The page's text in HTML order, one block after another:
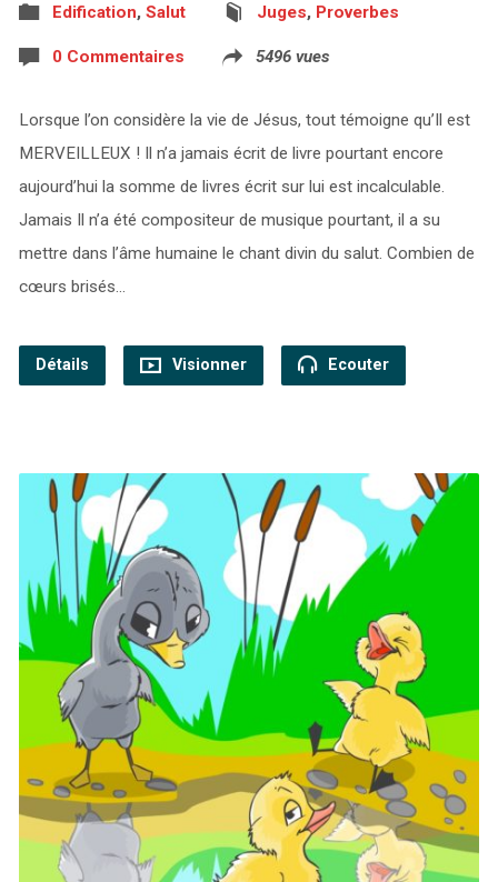
Edification, Salut Juges, Proverbes
0 Commentaires 5496 vues
Lorsque l’on considère la vie de Jésus, tout témoigne qu’Il est
MERVEILLEUX ! Il n’a jamais écrit de livre pourtant encore
aujourd’hui la somme de livres écrit sur lui est incalculable.
Jamais Il n’a été compositeur de musique pourtant, il a su
mettre dans l’âme humaine le chant divin du salut. Combien de
cœurs brisés…
Détails Visionner Ecouter